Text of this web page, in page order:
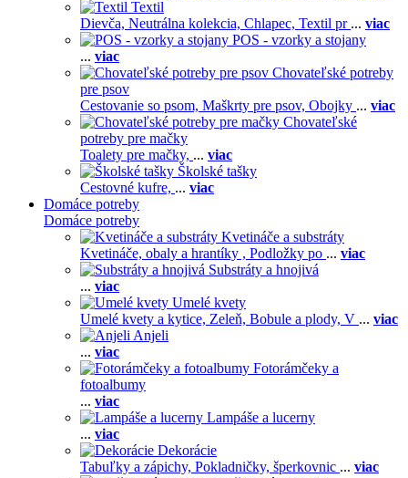
Textil
Dievča, Neutrálna kolekcia, Chlapec, Textil pr ... viac
POS - vzorky a stojany
... viac
Chovateľské potreby
pre psov
Cestovanie so psom, Maškrty pre psov, Obojky ... viac
Chovateľské
potreby pre mačky
Toalety pre mačky, ... viac
Školské tašky
Cestovné kufre, ... viac
Domáce potreby
Domáce potreby
Kvetináče a substráty
Kvetináče, obaly a hrantíky , Podložky po ... viac
Substráty a hnojivá
... viac
Umelé kvety
Umelé kvety a kytice, Zeleň, Bobule a plody, V ... viac
Anjeli
... viac
Fotorámčeky a
fotoalbumy
... viac
Lampáše a lucerny
... viac
Dekorácie
Tabuľky a zápichy, Pokladničky, šperkovnic ... viac